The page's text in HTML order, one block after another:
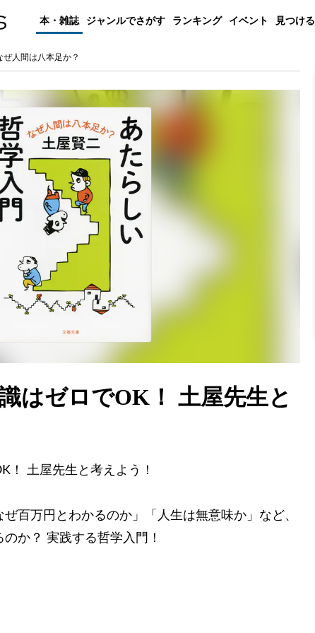
本・雑誌 ジャンルでさがす ランキング イベント 見つける
人間は八本足か？
はゼロでOK！ 土屋先生と
！ 土屋先生と考えよう！
ぜ百万円とわかるのか」「人生は無意味か」など、
か？ 実践する哲学入門！